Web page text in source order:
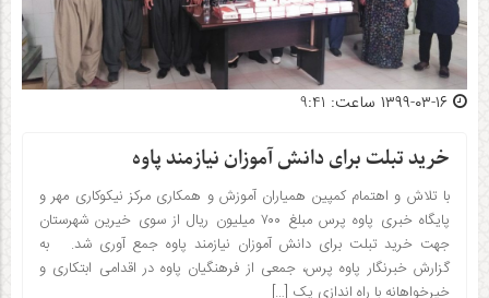
خرید تبلت برای دانش آموزان نیازمند پاوه
با تلاش و اهتمام کمپین همیاران آموزش و همکاری مرکز نیکوکاری مهر و
پایگاه خبری پاوه پرس مبلغ ۷۰۰ میلیون ریال از سوی خیرین شهرستان
جهت خرید تبلت برای دانش آموزان نیازمند پاوه جمع آوری شد. به
گزارش خبرنگار پاوه پرس، جمعی از فرهنگیان پاوه در اقدامی ابتکاری و
خیرخواهانه با راه اندازی یک […]